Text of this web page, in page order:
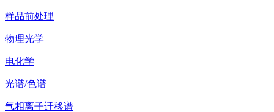
样品前处理
物理光学
电化学
光谱/色谱
气相离子迁移谱